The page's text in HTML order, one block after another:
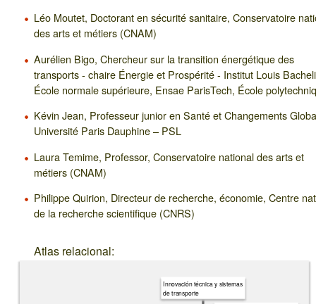
Léo Moutet, Doctorant en sécurité sanitaire, Conservatoire
des arts et métiers (CNAM)
Aurélien Bigo, Chercheur sur la transition énergétique des
transports - chaire Énergie et Prospérité - Institut Louis
École normale supérieure, Ensae ParisTech, École
Kévin Jean, Professeur junior en Santé et Changements
Université Paris Dauphine – PSL
Laura Temime, Professor, Conservatoire national des arts et
métiers (CNAM)
Philippe Quirion, Directeur de recherche, économie, Centre
de la recherche scientifique (CNRS)
Atlas relacional:
Innovación técnica y sistemas
de transporte